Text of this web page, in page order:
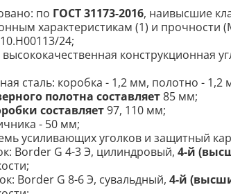
по ГОСТ 31173-2016, наивысшие
характеристикам (1) и прочности
24;
конструкционная
сталь: коробка - 1,2 мм, полотно - 1,2
полотна составляет85 мм;
составляет97, 110 мм;
- 50 мм;
усиливающих уголков и защитный
Border G 4-3 Э, цилиндровый, 4-й
Border G 8-6 Э, сувальдный, 4-й